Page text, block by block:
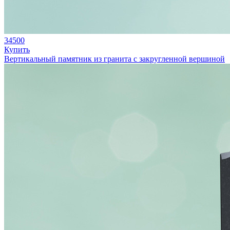
34500
Купить
Вертикальный памятник из гранита с закругленной вершиной